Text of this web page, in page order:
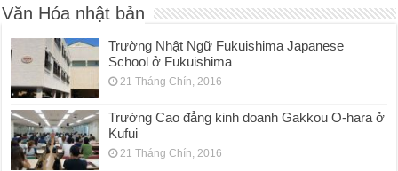
Văn Hóa nhật bản
Trường Nhật Ngữ Fukuishima Japanese
School ở Fukuishima
21 Tháng Chín, 2016
Trường Cao đẳng kinh doanh Gakkou O-hara ở
Kufui
21 Tháng Chín, 2016